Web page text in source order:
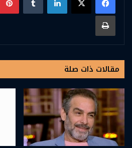
طباعة
مقالات ذات صلة